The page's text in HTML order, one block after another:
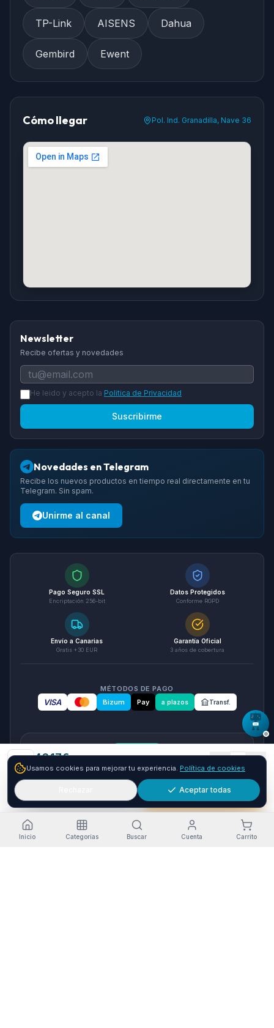
46.17€
Envío GRATIS 24-48h
Comprar ya
TP-Link AISENS Dahua
Gembird Ewent
Cómo llegar Pol. Ind. Granadilla, Nave 36
Newsletter
Recibe ofertas y novedades
He leido y acepto la Politica de Privacidad
Suscribirme
Novedades en Telegram
Recibe los nuevos productos en tiempo real directamente en tu
Telegram. Sin spam.
Unirme al canal
Pago Seguro SSL
Encriptación 256-bit
Datos Protegidos
Conforme RGPD
Envío a Canarias
Gratis +30 EUR
Garantía Oficial
3 años de cobertura
MÉTODOS DE PAGO
VISA Bizum Pay a plazos Transf.
seQura
Paga a plazos con seQura
Fracciona tu compra en 3, 6 o 12 plazos. Financiacion sujeta
a aprobacion por seQura. Sin papeleo y con respuesta
inmediata.
Como funciona
Usamos cookies para mejorar tu experiencia. Política de cookies
Aceptar todas
Inicio Categorías Buscar Cuenta Carrito